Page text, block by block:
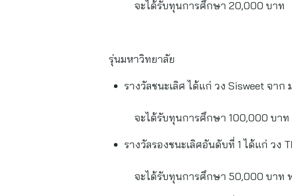
จะได้รับทุนการศึกษา 20,000 บาท
รุ่นมหาวิทยาลัย
รางวัลชนะเลิศ ได้แก่ วง Sisweet จาก
จะได้รับทุนการศึกษา 100,000 บาท
รางวัลรองชนะเลิศอันดับที่ 1 ได้แก่ วง
จะได้รับทุนการศึกษา 50,000 บาท พ